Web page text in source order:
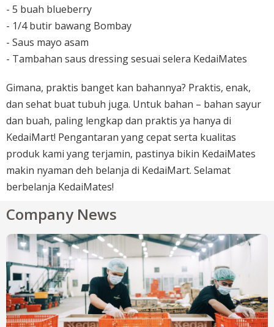
- 5 buah blueberry
- 1/4 butir bawang Bombay
- Saus mayo asam
- Tambahan saus dressing sesuai selera KedaiMates
Gimana, praktis banget kan bahannya? Praktis, enak,
dan sehat buat tubuh juga. Untuk bahan – bahan sayur
dan buah, paling lengkap dan praktis ya hanya di
KedaiMart! Pengantaran yang cepat serta kualitas
produk kami yang terjamin, pastinya bikin KedaiMates
makin nyaman deh belanja di KedaiMart. Selamat
berbelanja KedaiMates!
Company News